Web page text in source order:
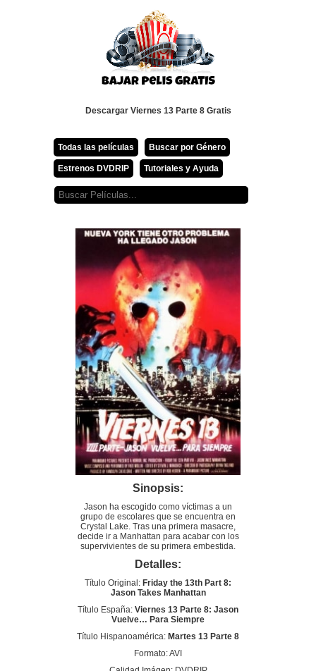
Descargar Viernes 13 Parte 8 Gratis
Todas las películas Buscar por Género
Estrenos DVDRIP Tutoriales y Ayuda
Sinopsis:
Jason ha escogido como víctimas a un
grupo de escolares que se encuentra en
Crystal Lake. Tras una primera masacre,
decide ir a Manhattan para acabar con los
supervivientes de su primera embestida.
Detalles:
Título Original: Friday the 13th Part 8:
Jason Takes Manhattan
Título España: Viernes 13 Parte 8: Jason
Vuelve… Para Siempre
Título Hispanoamérica: Martes 13 Parte 8
Formato: AVI